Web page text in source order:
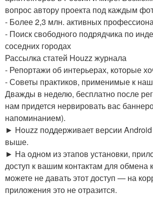
вопрос автору проекта под каждым
- Более 2,3 млн. активных
- Поиск свободного подрядчика по
соседних городах
Рассылка статей Houzz журнала
- Репортажи об интерьерах, которые
- Советы практиков, применимые к
Дважды в неделю, бесплатно после
нам придется нервировать вас
напоминанием).
► Houzz поддерживает версии Android
выше.
► На одном из этапов установки,
доступ к вашим контактам для обмена
можете не давать этот доступ — на
приложения это не отразится.